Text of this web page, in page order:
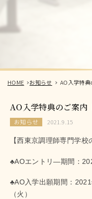
HOME お知らせ AO入学特典
AO入学特典のご案内
お知らせ 2021.9.15
【西東京調理師専門学校
♣AOエントリ―期間：
♣AO入学出願期間：
（火）